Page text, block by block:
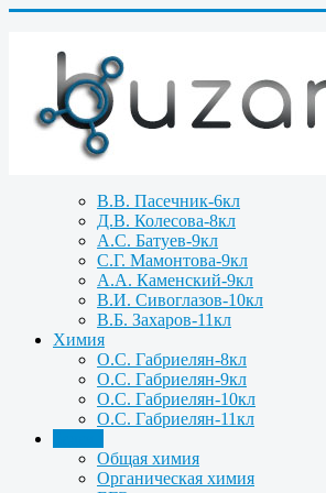
В.В. Пасечник-6кл
Д.В. Колесова-8кл
А.С. Батуев-9кл
С.Г. Мамонтова-9кл
А.А. Каменский-9кл
В.И. Сивоглазов-10кл
В.Б. Захаров-11кл
Химия
О.С. Габриелян-8кл
О.С. Габриелян-9кл
О.С. Габриелян-10кл
О.С. Габриелян-11кл
Общая химия
Органическая химия